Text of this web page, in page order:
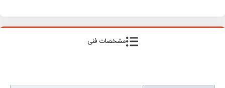
مشخصات فنی